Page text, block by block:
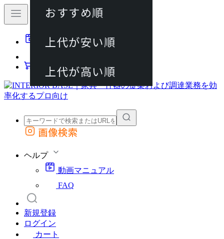
動画マニュアル
カート
外部サイトの商品をカートに追加
画像検索
ヘルプ
動画マニュアル
FAQ
新規登録
ログイン
カート
おすすめ順
上代が安い順
上代が高い順